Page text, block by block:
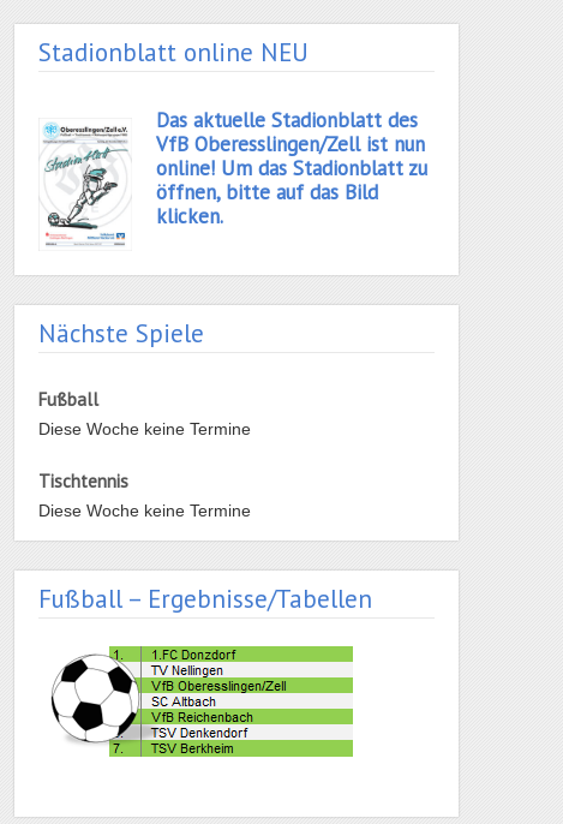
Stadionblatt online NEU
Das aktuelle Stadionblatt des
VfB Oberesslingen/Zell ist nun
online! Um das Stadionblatt zu
öffnen, bitte auf das Bild
klicken.
Nächste Spiele
Fußball
Diese Woche keine Termine
Tischtennis
Diese Woche keine Termine
Fußball – Ergebnisse/Tabellen